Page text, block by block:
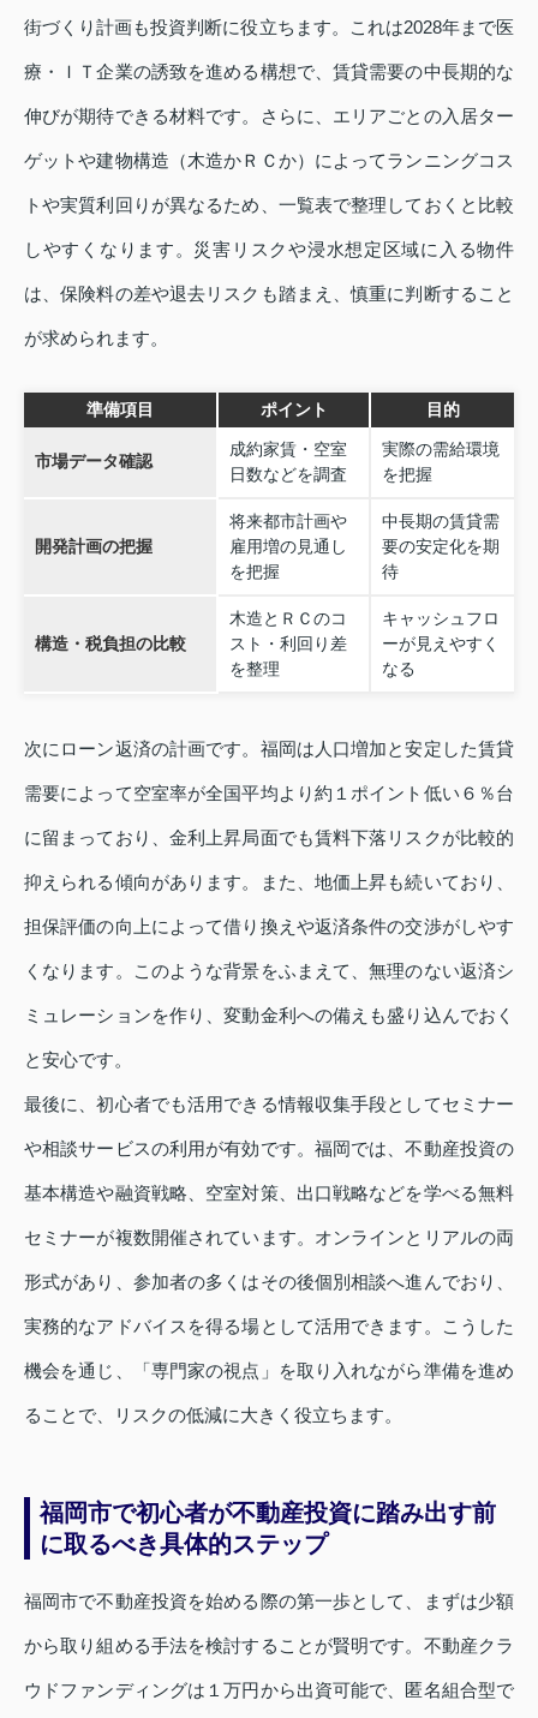
街づくり計画も投資判断に役立ちます。これは2028年まで医
療・ＩＴ企業の誘致を進める構想で、賃貸需要の中長期的な
伸びが期待できる材料です。さらに、エリアごとの入居ター
ゲットや建物構造（木造かＲＣか）によってランニングコス
トや実質利回りが異なるため、一覧表で整理しておくと比較
しやすくなります。災害リスクや浸水想定区域に入る物件
は、保険料の差や退去リスクも踏まえ、慎重に判断すること
が求められます。
準備項目 ポイント 目的
市場データ確認
成約家賃・空室
日数などを調査
実際の需給環境
を把握
開発計画の把握
将来都市計画や
雇用増の見通し
を把握
中長期の賃貸需
要の安定化を期
待
構造・税負担の比較
木造とＲＣのコ
スト・利回り差
を整理
キャッシュフロ
ーが見えやすく
なる
次にローン返済の計画です。福岡は人口増加と安定した賃貸
需要によって空室率が全国平均より約１ポイント低い６％台
に留まっており、金利上昇局面でも賃料下落リスクが比較的
抑えられる傾向があります。また、地価上昇も続いており、
担保評価の向上によって借り換えや返済条件の交渉がしやす
くなります。このような背景をふまえて、無理のない返済シ
ミュレーションを作り、変動金利への備えも盛り込んでおく
と安心です。
最後に、初心者でも活用できる情報収集手段としてセミナー
や相談サービスの利用が有効です。福岡では、不動産投資の
基本構造や融資戦略、空室対策、出口戦略などを学べる無料
セミナーが複数開催されています。オンラインとリアルの両
形式があり、参加者の多くはその後個別相談へ進んでおり、
実務的なアドバイスを得る場として活用できます。こうした
機会を通じ、「専門家の視点」を取り入れながら準備を進め
ることで、リスクの低減に大きく役立ちます。
福岡市で初心者が不動産投資に踏み出す前
に取るべき具体的ステップ
福岡市で不動産投資を始める際の第一歩として、まずは少額
から取り組める手法を検討することが賢明です。不動産クラ
ウドファンディングは１万円から出資可能で、匿名組合型で